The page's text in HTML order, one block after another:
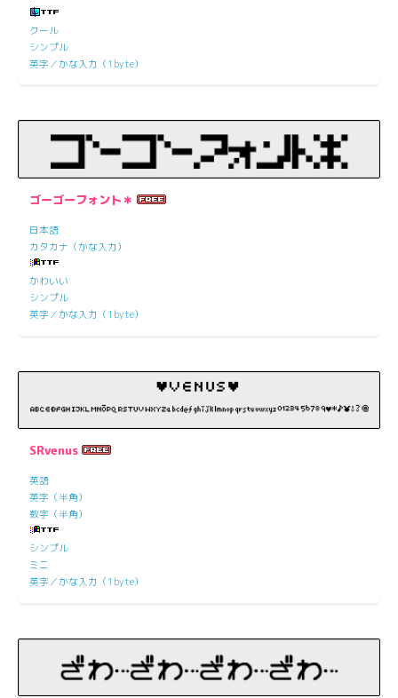
クール
シンプル
英字／かな入力（1byte）
ゴーゴーフォント＊
日本語
カタカナ（かな入力）
かわいい
シンプル
英字／かな入力（1byte）
SRvenus
英語
英字（半角）
数字（半角）
シンプル
ミニ
英字／かな入力（1byte）